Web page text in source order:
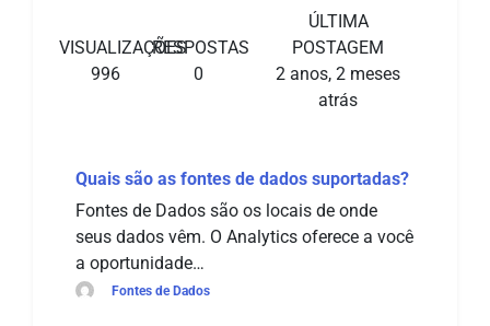
VISUALIZAÇÕES
996
RESPOSTAS
0
ÚLTIMA
POSTAGEM
2 anos, 2 meses
atrás
Quais são as fontes de dados suportadas?
Fontes de Dados são os locais de onde
seus dados vêm. O Analytics oferece a você
a oportunidade…
Fontes de Dados